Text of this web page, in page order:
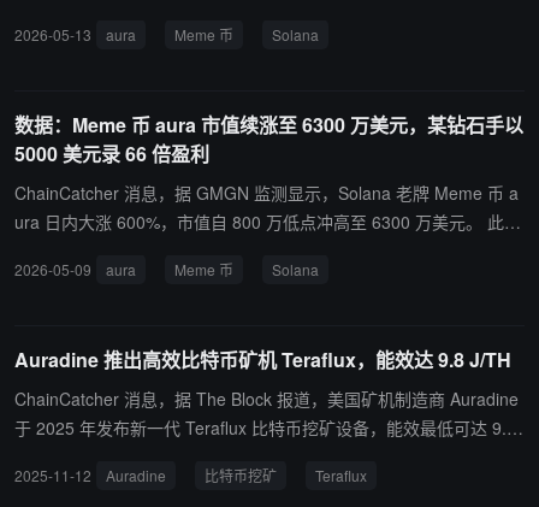
月 9 日 Binance 官方推特发布一张配文“aura maxxxxing”的 meme
无实际价值或用例，投资者需注意风险。
2026-05-13 aura Meme 币 Solana
数据：Meme 币 aura 市值续涨至 6300 万美元，某钻石手以
5000 美元录 66 倍盈利
ChainCatcher 消息，据 GMGN 监测显示，Solana 老牌 Meme 币 a
ura 日内大涨 600%，市值自 800 万低点冲高至 6300 万美元。 此轮
本金 66 倍收益。而该交易员早在去年 6 月 aura 主升浪启动前，于
回吐。今日该地址才首次止盈约 7% 的持仓，系入场以来的第一次止
盈。 据悉，本轮上涨源于今晨 Binance 官方推特发布一张配文“aura
maxxxxing”的 meme 梗图，随即引爆 Solana 链上同名 Meme 币行
情绪和概念的炒作，并无实际价值或用例，投资者需注意风险。
2026-05-09 aura Meme 币 Solana
Auradine 推出高效比特币矿机 Teraflux，能效达 9.8 J/TH
ChainCatcher 消息，据 The Block 报道，美国矿机制造商 Auradine
于 2025 年发布新一代 Teraflux 比特币挖矿设备，能效最低可达 9.8
浸没式冷却型号，水冷版本算力可达 900 TH/s。Auradine 强调其美
2025-11-12 Auradine 比特币挖矿 Teraflux